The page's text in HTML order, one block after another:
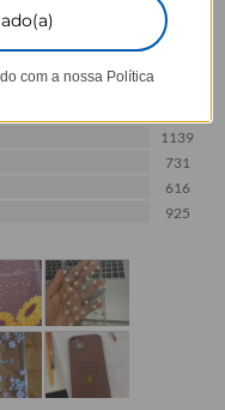
em 17.912 Avaliações
1139
731
616
925
com a nossa Política